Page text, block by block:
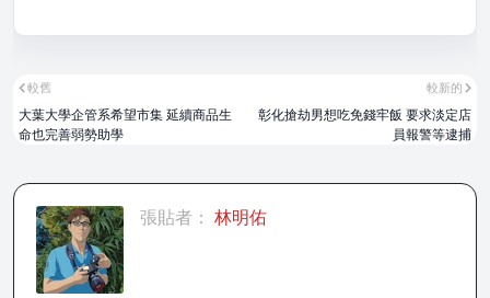
較新的
彰化搶劫男想吃免錢牢飯 要求淡定店
員報警等逮捕
較舊
大葉大學企管系希望市集 延續商品生
命也完善弱勢助學
張貼者： 林明佑